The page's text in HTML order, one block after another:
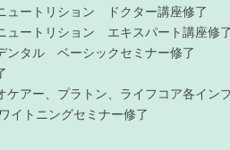
ュートリション ドクター講座修了
ュートリション エキスパート講座修了
ンタル ベーシックセミナー修了
ケアー、プラトン、ライフコア各イン
イトニングセミナー修了